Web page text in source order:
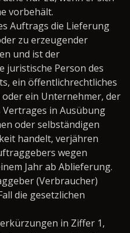
vorbehält.
Auftrags die Lieferung
zu erzeugender
und ist der
juristische Person des
ein öffentlichrechtliches
ein Unternehmer, der
Vertrages in Ausübung
oder selbständigen
handelt, verjähren
wegen
Jahr ab Ablieferung.
(Verbraucher)
die gesetzlichen
in Ziffer 1,